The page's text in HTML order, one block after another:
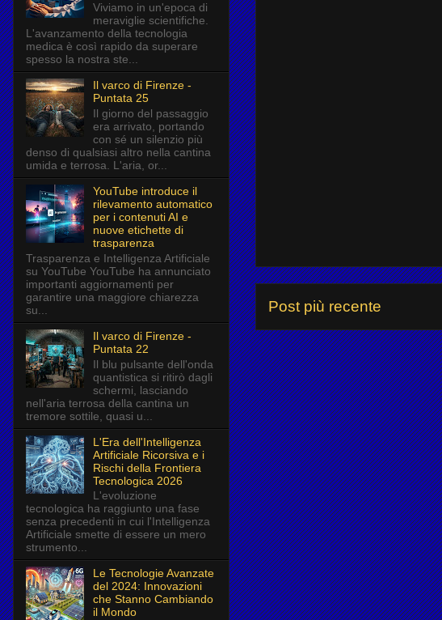
Post più recente
Viviamo in un'epoca di
meraviglie scientifiche.
L'avanzamento della tecnologia
medica è così rapido da superare
spesso la nostra ste...
Il varco di Firenze -
Puntata 25
Il giorno del passaggio
era arrivato, portando
con sé un silenzio più
denso di qualsiasi altro nella cantina
umida e terrosa. L'aria, or...
YouTube introduce il
rilevamento automatico
per i contenuti AI e
nuove etichette di
trasparenza
Trasparenza e Intelligenza Artificiale
su YouTube YouTube ha annunciato
importanti aggiornamenti per
garantire una maggiore chiarezza
su...
Il varco di Firenze -
Puntata 22
Il blu pulsante dell'onda
quantistica si ritirò dagli
schermi, lasciando
nell'aria terrosa della cantina un
tremore sottile, quasi u...
L'Era dell'Intelligenza
Artificiale Ricorsiva e i
Rischi della Frontiera
Tecnologica 2026
L'evoluzione
tecnologica ha raggiunto una fase
senza precedenti in cui l'Intelligenza
Artificiale smette di essere un mero
strumento...
Le Tecnologie Avanzate
del 2024: Innovazioni
che Stanno Cambiando
il Mondo